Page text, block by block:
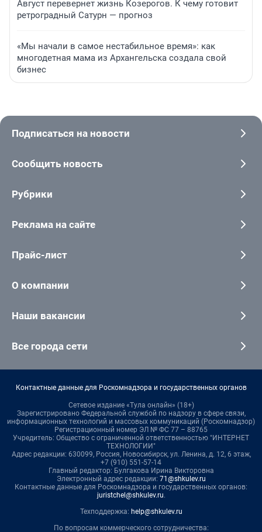
Август перевернет жизнь Козерогов. К чему готовит
ретроградный Сатурн — прогноз
«Мы начали в самое нестабильное время»: как
многодетная мама из Архангельска создала свой
бизнес
Подписаться на новости
Сообщить новость
Рубрики
Реклама на сайте
Прайс-лист
О компании
Наши вакансии
Все города сети
Контактные данные для Роскомнадзора и государственных органов
Сетевое издание «Тула онлайн» (18+)
Зарегистрировано Федеральной службой по надзору в сфере связи,
информационных технологий и массовых коммуникаций (Роскомнадзор)
Регистрационный номер ЭЛ № ФС 77 – 88765
Учредитель: Общество с ограниченной ответственностью "ИНТЕРНЕТ
ТЕХНОЛОГИИ"
Адрес редакции: 630099, Россия, Новосибирск, ул. Ленина, д. 12, 6 этаж,
+7 (910) 551-57-14
Главный редактор: Булгакова Ирина Викторовна
Электронный адрес редакции: 71@shkulev.ru
Контактные данные для Роскомнадзора и государственных органов:
juristchel@shkulev.ru.
Техподдержка: help@shkulev.ru
По вопросам коммерческого сотрудничества: